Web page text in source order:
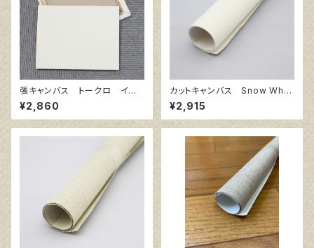
張キャンバス トークロ イエ
ロー 10号
¥2,860
カットキャンバス Snow Whit
e SPC F30
¥2,915